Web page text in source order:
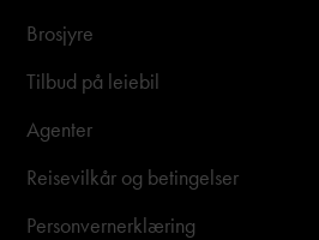
Brosjyre
Tilbud på leiebil
Agenter
Reisevilkår og betingelser
Personvernerklæring